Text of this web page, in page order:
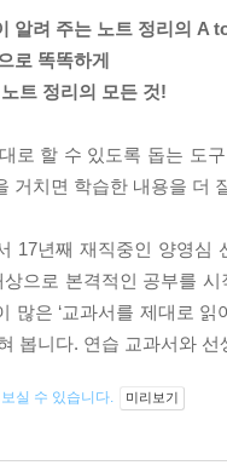
알려 주는 노트 정리의 A
로 똑똑하게
트 정리의 모든 것!
로 할 수 있도록 돕는 도
거치면 학습한 내용을 더
17년째 재직중인 양영
으로 본격적인 공부를
많은 ‘교과서를 제대로
봅니다. 연습 교과서와
실 수 있습니다. 미리보기